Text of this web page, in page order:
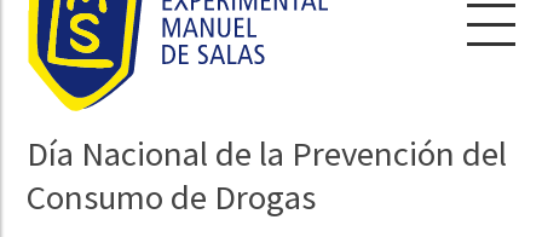
Día Nacional de la Prevención del
Consumo de Drogas